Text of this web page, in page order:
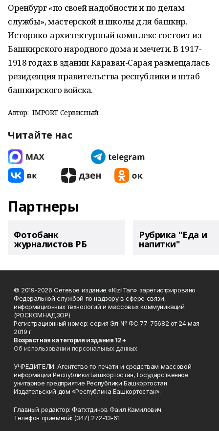
Оренбург «по своей надобности и по делам
службы», мастерской и школы для башкир.
Историко-архитектурный комплекс состоит из
Башкирского народного дома и мечети. В 1917-
1918 годах в здании Караван-Сарая размещалась
резиденция правительства республики и штаб
башкирского войска.
Автор: IMPORT Сервисный
Читайте нас
Партнеры
Фотобанк
журналистов РБ
Рубрика "Еда и
напитки"
© 2019-2026 Сетевое издание «KizilTan» зарегистрировано
Федеральной службой по надзору в сфере связи,
информационных технологий и массовых коммуникаций
(РОСКОМНАДЗОР)
Регистрационный номер: серия Эл № ФС 77-75682 от 24 мая
2019 г.
Возрастная категория издания 12+
Об использовании персональных данных
УЧРЕДИТЕЛИ: Агентство по печати и средствам массовой
информации Республики Башкортостан, Государственное
унитарное предприятие Республики Башкортостан
Издательский дом «Республика Башкортостан».
Главный редактор: Фатхтдинов Фаил Камилович.
Телефон приемной: (347) 272-13-61.